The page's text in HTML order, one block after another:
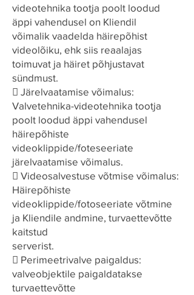
videotehnika tootja poolt loodud
äppi vahendusel on Kliendil
võimalik vaadelda häirepõhist
videolõiku, ehk siis reaalajas
toimuvat ja häiret põhjustavat
sündmust.
 Järelvaatamise võimalus:
Valvetehnika-videotehnika tootja
poolt loodud äppi vahendusel
häirepõhiste
videoklippide/foteseeriate
järelvaatamise võimalus.
 Videosalvestuse võtmise võimalus:
Häirepõhiste
videoklippide/fotoseeriate võtmine
ja Kliendile andmine, turvaettevõtte
kaitstud
serverist.
 Perimeetrivalve paigaldus:
valveobjektile paigaldatakse
turvaettevõtte